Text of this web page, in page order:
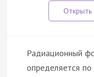
Радиационный
определяется